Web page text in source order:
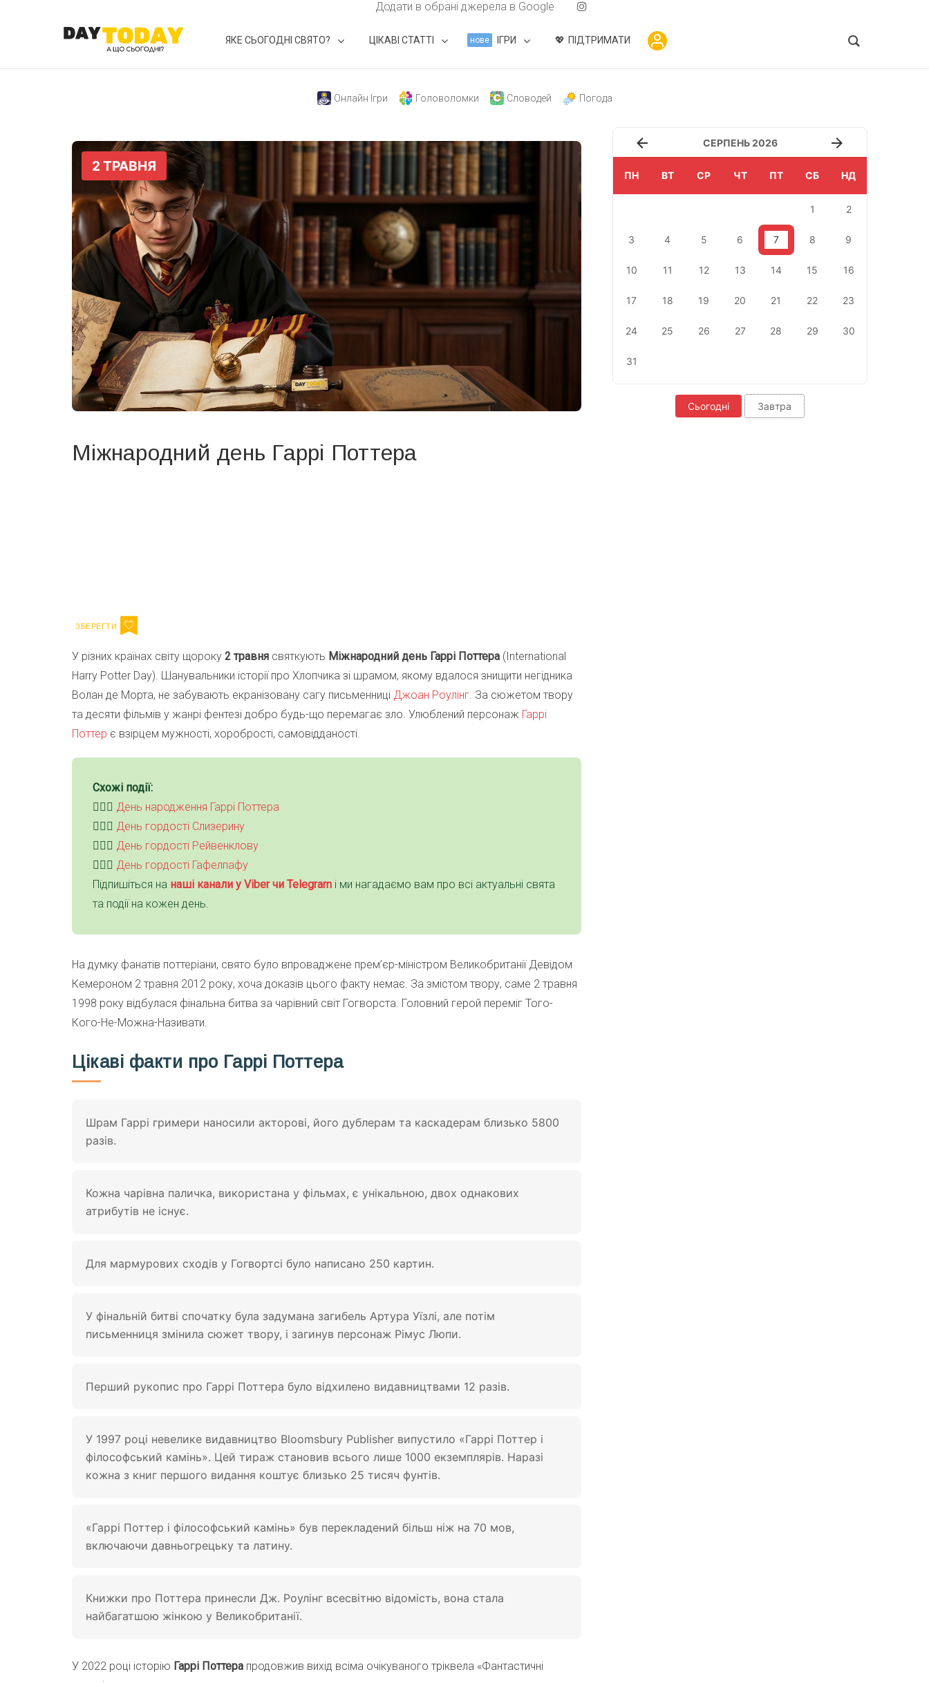
Додати в обрані джерела в Google
ЯКЕ СЬОГОДНІ СВЯТО? ЦІКАВІ СТАТТІ нове ІГРИ ПІДТРИМАТИ
Онлайн Ігри Головоломки Словодей Погода
Міжнародний день Гаррі Поттера
У різних країнах світу щороку 2 травня святкують Міжнародний день Гаррі Поттера (International
Harry Potter Day). Шанувальники історії про Хлопчика зі шрамом, якому вдалося знищити негідника
Волан де Морта, не забувають екранізовану сагу письменниці Джоан Роулінг. За сюжетом твору
та десяти фільмів у жанрі фентезі добро будь-що перемагає зло. Улюблений персонаж Гаррі
Поттер є взірцем мужності, хоробрості, самовідданості.
Схожі події:
🧙🏻‍♀️ День народження Гаррі Поттера
🧙🏻‍♀️ День гордості Слизерину
🧙🏻‍♀️ День гордості Рейвенклову
🧙🏻‍♀️ День гордості Гафелпафу
Підпишіться на наші канали у Viber чи Telegram і ми нагадаємо вам про всі актуальні свята
та події на кожен день.
На думку фанатів поттеріани, свято було впроваджене прем’єр-міністром Великобританії Девідом
Кемероном 2 травня 2012 року, хоча доказів цього факту немає. За змістом твору, саме 2 травня
1998 року відбулася фінальна битва за чарівний світ Гогворста. Головний герой переміг Того-
Кого-Не-Можна-Називати.
Цікаві факти про Гаррі Поттера
Шрам Гаррі гримери наносили акторові, його дублерам та каскадерам близько 5800
разів.
Кожна чарівна паличка, використана у фільмах, є унікальною, двох однакових
атрибутів не існує.
Для мармурових сходів у Гогвортсі було написано 250 картин.
У фінальній битві спочатку була задумана загибель Артура Уїзлі, але потім
письменниця змінила сюжет твору, і загинув персонаж Рімус Люпи.
Перший рукопис про Гаррі Поттера було відхилено видавництвами 12 разів.
У 1997 році невелике видавництво Bloomsbury Publisher випустило «Гаррі Поттер і
філософський камінь». Цей тираж становив всього лише 1000 екземплярів. Наразі
кожна з книг першого видання коштує близько 25 тисяч фунтів.
«Гаррі Поттер і філософський камінь» був перекладений більш ніж на 70 мов,
включаючи давньогрецьку та латину.
Книжки про Поттера принесли Дж. Роулінг всесвітню відомість, вона стала
найбагатшою жінкою у Великобританії.
У 2022 році історію Гаррі Поттера продовжив вихід всіма очікуваного тріквела «Фантастичні
СЕРПЕНЬ 2026
ПН ВТ СР ЧТ ПТ СБ НД
1 2
3 4 5 6 7 8 9
10 11 12 13 14 15 16
17 18 19 20 21 22 23
24 25 26 27 28 29 30
31
Сьогодні Завтра